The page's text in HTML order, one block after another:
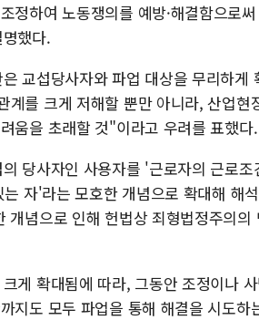
정하여 노동쟁의를 예방·해결함으로
했다.
교섭당사자와 파업 대상을 무리하게
계를 크게 저해할 뿐만 아니라, 산업
움을 초래할 것"이라고 우려를 표했다.
당사자인 사용자를 '근로자의 근로
는 자'라는 모호한 개념으로 확대해 해
개념으로 인해 헌법상 죄형법정주의
게 확대됨에 따라, 그동안 조정이나
지도 모두 파업을 통해 해결을 시도